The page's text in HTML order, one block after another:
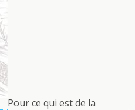
Pour ce qui est de la